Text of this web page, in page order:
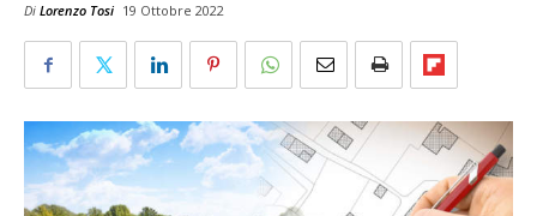
Di Lorenzo Tosi 19 Ottobre 2022